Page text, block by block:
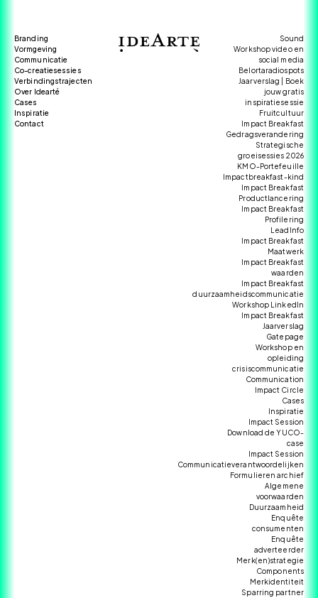
Branding
Vormgeving
Communicatie
Co-creatiesessies
Verbindingstrajecten
Over Idearté
Cases
Inspiratie
Contact
Sound
Workshop video en
social media
Belortaradiospots
Jaarverslag | Boek
jouw gratis
inspiratiesessie
Fruitcultuur
Impact Breakfast
Gedragsverandering
Strategische
groeisessies 2026
KMO-Portefeuille
Impactbreakfast-kind
Impact Breakfast
Productlancering
Impact Breakfast
Profilering
LeadInfo
Impact Breakfast
Maatwerk
Impact Breakfast
waarden
Impact Breakfast
duurzaamheidscommunicatie
Workshop LinkedIn
Impact Breakfast
Jaarverslag
Gatepage
Workshop en
opleiding
crisiscommunicatie
Communication
Impact Circle
Cases
Inspiratie
Impact Session
Download de YUCO-
case
Impact Session
Communicatieverantwoordelijken
Formulieren archief
Algemene
voorwaarden
Duurzaamheid
Enquête
consumenten
Enquête
adverteerder
Merk(en)strategie
Components
Merkidentiteit
Sparring partner